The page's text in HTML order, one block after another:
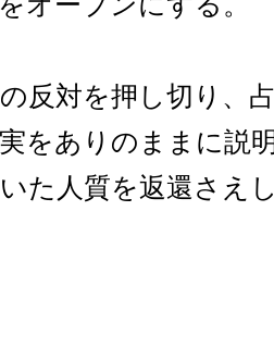
反対を押し切り、
をありのままに説
た人質を返還さえ